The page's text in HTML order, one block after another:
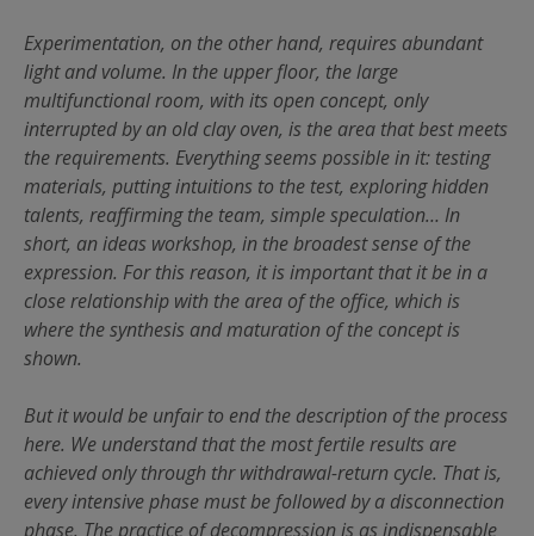
Experimentation, on the other hand, requires abundant
light and volume. In the upper floor, the large
multifunctional room, with its open concept, only
interrupted by an old clay oven, is the area that best meets
the requirements. Everything seems possible in it: testing
materials, putting intuitions to the test, exploring hidden
talents, reaffirming the team, simple speculation… In
short, an ideas workshop, in the broadest sense of the
expression. For this reason, it is important that it be in a
close relationship with the area of the office, which is
where the synthesis and maturation of the concept is
shown.
But it would be unfair to end the description of the process
here. We understand that the most fertile results are
achieved only through thr withdrawal-return cycle. That is,
every intensive phase must be followed by a disconnection
phase. The practice of decompression is as indispensable